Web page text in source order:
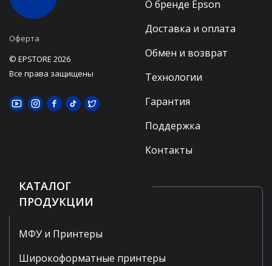
Оферта
© EPSTORE 2026
Все права защищены
О бренде Epson
Доставка и оплата
Обмен и возврат
Технологии
Гарантия
Поддержка
Контакты
КАТАЛОГ
ПРОДУКЦИИ
МФУ и Принтеры
Широкоформатные принтеры